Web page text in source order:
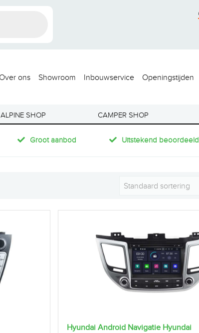
Over ons Showroom Inbouwservice Openingstijden
ALPINE SHOP CAMPER SHOP
Groot aanbod Uitstekend beoordeeld
Hyundai Android Navigatie Hyundai